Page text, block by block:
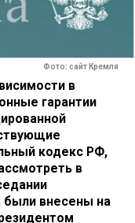
Фото: сайт Кремля
в
гарантии
кодекс РФ,
в
были внесены на